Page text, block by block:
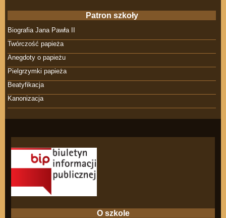
Patron szkoły
Biografia Jana Pawła II
Twórczość papieża
Anegdoty o papieżu
Pielgrzymki papieża
Beatyfikacja
Kanonizacja
O szkole